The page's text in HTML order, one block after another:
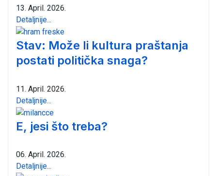
13. April. 2026.
Detaljnije...
Stav: Može li kultura praštanja
postati politička snaga?
11. April. 2026.
Detaljnije...
E, jesi što treba?
06. April. 2026.
Detaljnije...